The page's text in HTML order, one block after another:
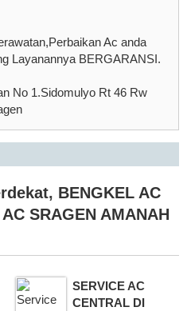
Ac anda
Layanannya BERGARANSI.
No 1.Sidomulyo Rt 46 Rw
, BENGKEL AC
SRAGEN AMANAH
SERVICE AC
CENTRAL DI